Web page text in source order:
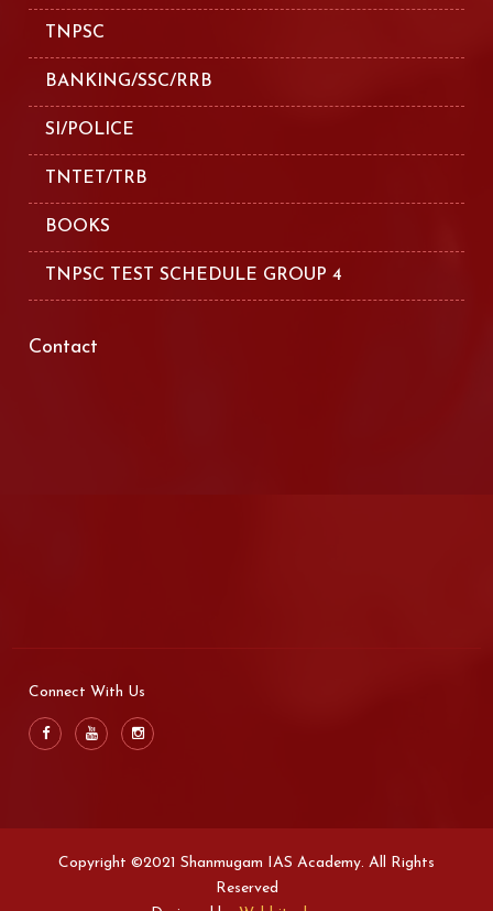
TNPSC
BANKING/SSC/RRB
SI/POLICE
TNTET/TRB
BOOKS
TNPSC TEST SCHEDULE GROUP 4
Contact
Connect With Us
Copyright ©2021 Shanmugam IAS Academy. All Rights
Reserved